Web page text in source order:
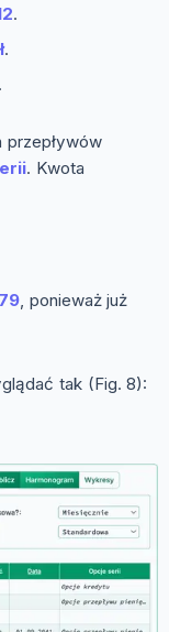
.
.
przepływów
. Kwota
, ponieważ już
tak (Fig. 8):